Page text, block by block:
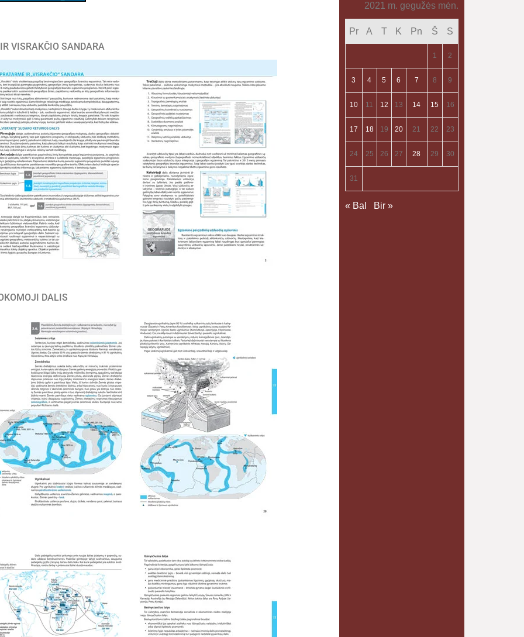
VISRAKČIO SANDARA
DALIS
2021 m. gegužės mėn.
Pr A T K Pn Š S
1 2
3 4 5 6 7 8 9
10 11 12 13 14 15 16
17 18 19 20 21 22 23
24 25 26 27 28 29 30
31
« Bal Bir »